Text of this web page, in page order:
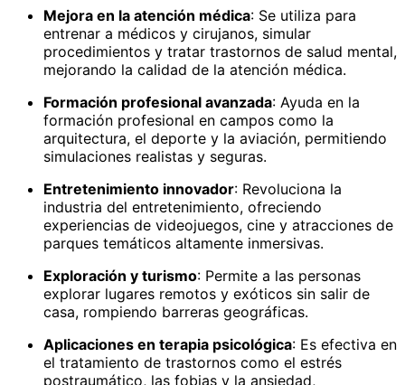
Mejora en la atención médica: Se utiliza para
entrenar a médicos y cirujanos, simular
procedimientos y tratar trastornos de salud mental,
mejorando la calidad de la atención médica.
Formación profesional avanzada: Ayuda en la
formación profesional en campos como la
arquitectura, el deporte y la aviación, permitiendo
simulaciones realistas y seguras.
Entretenimiento innovador: Revoluciona la
industria del entretenimiento, ofreciendo
experiencias de videojuegos, cine y atracciones de
parques temáticos altamente inmersivas.
Exploración y turismo: Permite a las personas
explorar lugares remotos y exóticos sin salir de
casa, rompiendo barreras geográficas.
Aplicaciones en terapia psicológica: Es efectiva en
el tratamiento de trastornos como el estrés
postraumático, las fobias y la ansiedad,